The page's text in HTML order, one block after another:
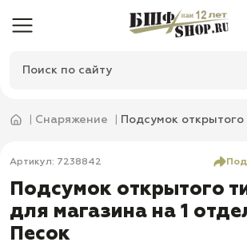
Снаряжение Подсумок
Артикул: 7238842
Подсумок открытого
для магазина на 1
Песок